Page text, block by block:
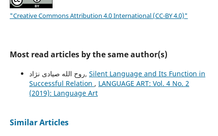
"Creative Commons Attribution 4.0 International (CC-BY 4.0)"
Most read articles by the same author(s)
روح الله صیادی نژاد, Silent Language and Its Function in
Successful Relation , LANGUAGE ART: Vol. 4 No. 2
(2019): Language Art
Similar Articles